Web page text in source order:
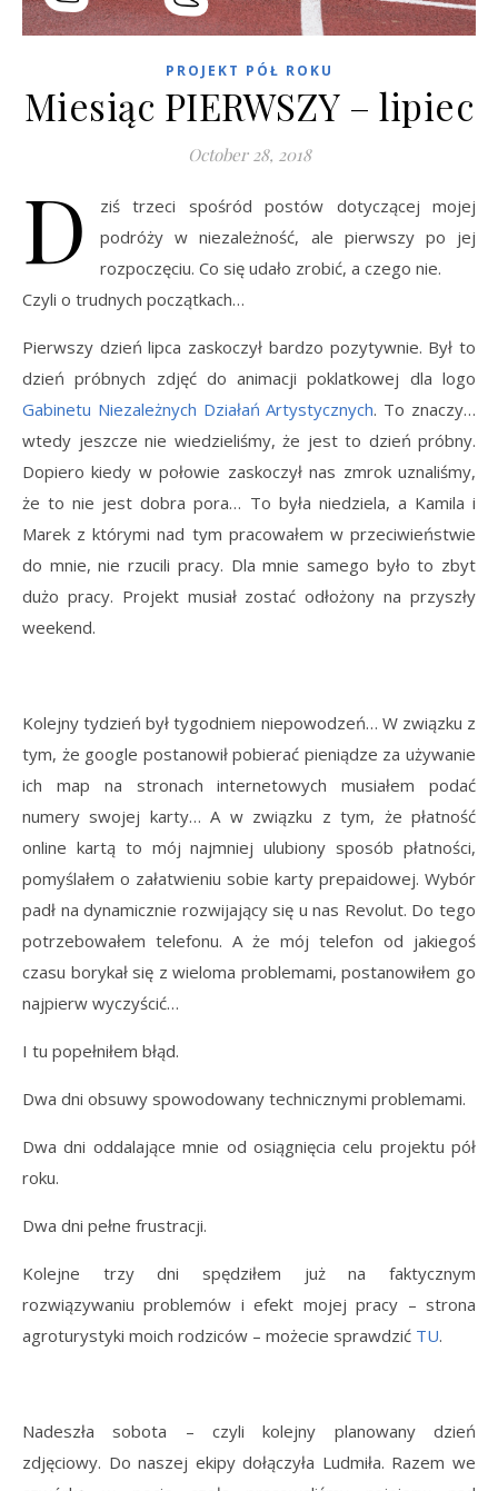
PROJEKT PÓŁ ROKU
Miesiąc PIERWSZY – lipiec
October 28, 2018
D
ziś trzeci spośród postów dotyczącej mojej
podróży w niezależność, ale pierwszy po jej
rozpoczęciu. Co się udało zrobić, a czego nie.
Czyli o trudnych początkach…
Pierwszy dzień lipca zaskoczył bardzo pozytywnie. Był to
dzień próbnych zdjęć do animacji poklatkowej dla logo
Gabinetu Niezależnych Działań Artystycznych. To znaczy…
wtedy jeszcze nie wiedzieliśmy, że jest to dzień próbny.
Dopiero kiedy w połowie zaskoczył nas zmrok uznaliśmy,
że to nie jest dobra pora… To była niedziela, a Kamila i
Marek z którymi nad tym pracowałem w przeciwieństwie
do mnie, nie rzucili pracy. Dla mnie samego było to zbyt
dużo pracy. Projekt musiał zostać odłożony na przyszły
weekend.
Kolejny tydzień był tygodniem niepowodzeń… W związku z
tym, że google postanowił pobierać pieniądze za używanie
ich map na stronach internetowych musiałem podać
numery swojej karty… A w związku z tym, że płatność
online kartą to mój najmniej ulubiony sposób płatności,
pomyślałem o załatwieniu sobie karty prepaidowej. Wybór
padł na dynamicznie rozwijający się u nas Revolut. Do tego
potrzebowałem telefonu. A że mój telefon od jakiegoś
czasu borykał się z wieloma problemami, postanowiłem go
najpierw wyczyścić…
I tu popełniłem błąd.
Dwa dni obsuwy spowodowany technicznymi problemami.
Dwa dni oddalające mnie od osiągnięcia celu projektu pół
roku.
Dwa dni pełne frustracji.
Kolejne trzy dni spędziłem już na faktycznym
rozwiązywaniu problemów i efekt mojej pracy – strona
agroturystyki moich rodziców – możecie sprawdzić TU.
Nadeszła sobota – czyli kolejny planowany dzień
zdjęciowy. Do naszej ekipy dołączyła Ludmiła. Razem we